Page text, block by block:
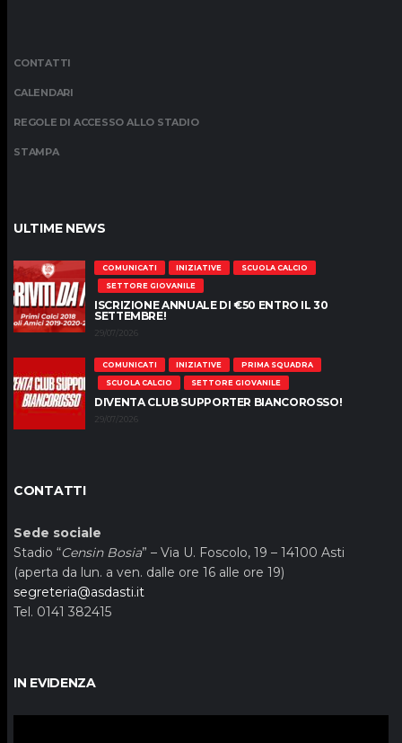
CONTATTI
CALENDARI
REGOLE DI ACCESSO ALLO STADIO
STAMPA
ULTIME NEWS
COMUNICATI INIZIATIVE
SCUOLA CALCIO
SETTORE GIOVANILE
ISCRIZIONE ANNUALE DI €50 ENTRO IL 30
SETTEMBRE!
29/07/2026
COMUNICATI INIZIATIVE
PRIMA SQUADRA
SCUOLA CALCIO
SETTORE GIOVANILE
DIVENTA CLUB SUPPORTER BIANCOROSSO!
29/07/2026
CONTATTI
Sede sociale
Stadio “Censin Bosia” – Via U. Foscolo, 19 – 14100 Asti
(aperta da lun. a ven. dalle ore 16 alle ore 19)
segreteria@asdasti.it
Tel. 0141 382415
IN EVIDENZA